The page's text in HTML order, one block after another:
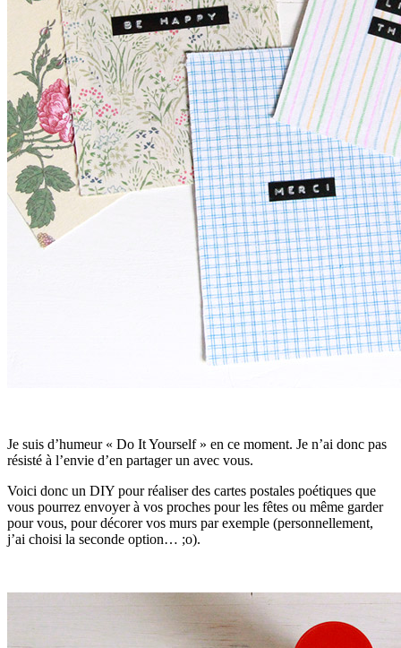
Je suis d’humeur « Do It Yourself » en ce moment. Je n’ai donc pas
résisté à l’envie d’en partager un avec vous.
Voici donc un DIY pour réaliser des cartes postales poétiques que
vous pourrez envoyer à vos proches pour les fêtes ou même garder
pour vous, pour décorer vos murs par exemple (personnellement,
j’ai choisi la seconde option… ;o).